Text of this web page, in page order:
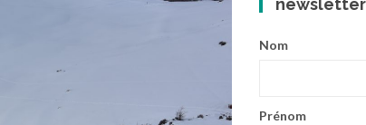
newsletter
Nom
Prénom